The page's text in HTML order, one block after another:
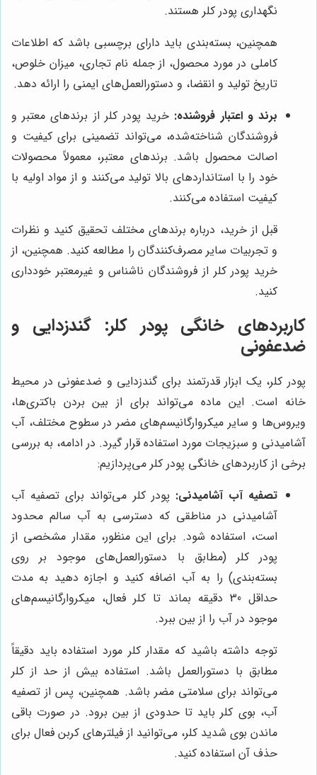
نگهداری پودر کلر هستند.
همچنین، بسته‌بندی باید دارای برچسبی باشد که اطلاعات
کاملی در مورد محصول، از جمله نام تجاری، میزان خلوص،
تاریخ تولید و انقضا، و دستورالعمل‌های ایمنی را ارائه دهد.
برند و اعتبار فروشنده: خرید پودر کلر از برندهای معتبر و
فروشندگان شناخته‌شده، می‌تواند تضمینی برای کیفیت و
اصالت محصول باشد. برندهای معتبر، معمولاً محصولات
خود را با استانداردهای بالا تولید می‌کنند و از مواد اولیه با
کیفیت استفاده می‌کنند.
قبل از خرید، درباره برندهای مختلف تحقیق کنید و نظرات
و تجربیات سایر مصرف‌کنندگان را مطالعه کنید. همچنین، از
خرید پودر کلر از فروشندگان ناشناس و غیرمعتبر خودداری
کنید.
کاربردهای خانگی پودر کلر: گندزدایی و
ضدعفونی
پودر کلر، یک ابزار قدرتمند برای گندزدایی و ضدعفونی در محیط
خانه است. این ماده می‌تواند برای از بین بردن باکتری‌ها،
ویروس‌ها و سایر میکروارگانیسم‌های مضر در سطوح مختلف، آب
آشامیدنی و سبزیجات مورد استفاده قرار گیرد. در ادامه، به بررسی
برخی از کاربردهای خانگی پودر کلر می‌پردازیم:
تصفیه آب آشامیدنی: پودر کلر می‌تواند برای تصفیه آب
آشامیدنی در مناطقی که دسترسی به آب سالم محدود
است، استفاده شود. برای این منظور، مقدار مشخصی از
پودر کلر (مطابق با دستورالعمل‌های موجود بر روی
بسته‌بندی) را به آب اضافه کنید و اجازه دهید به مدت
حداقل 30 دقیقه بماند تا کلر فعال، میکروارگانیسم‌های
موجود در آب را از بین ببرد.
توجه داشته باشید که مقدار کلر مورد استفاده باید دقیقاً
مطابق با دستورالعمل باشد. استفاده بیش از حد از کلر
می‌تواند برای سلامتی مضر باشد. همچنین، پس از تصفیه
آب، بوی کلر باید تا حدودی از بین برود. در صورت باقی
ماندن بوی شدید کلر، می‌توانید از فیلترهای کربن فعال برای
حذف آن استفاده کنید.